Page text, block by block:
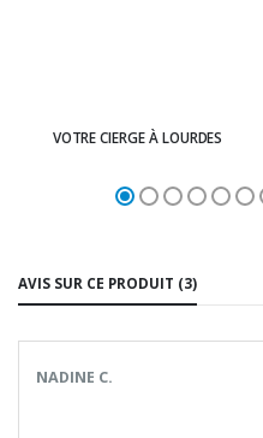
VOTRE CIERGE À LOURDES
AVIS SUR CE PRODUIT (3)
NADINE C.